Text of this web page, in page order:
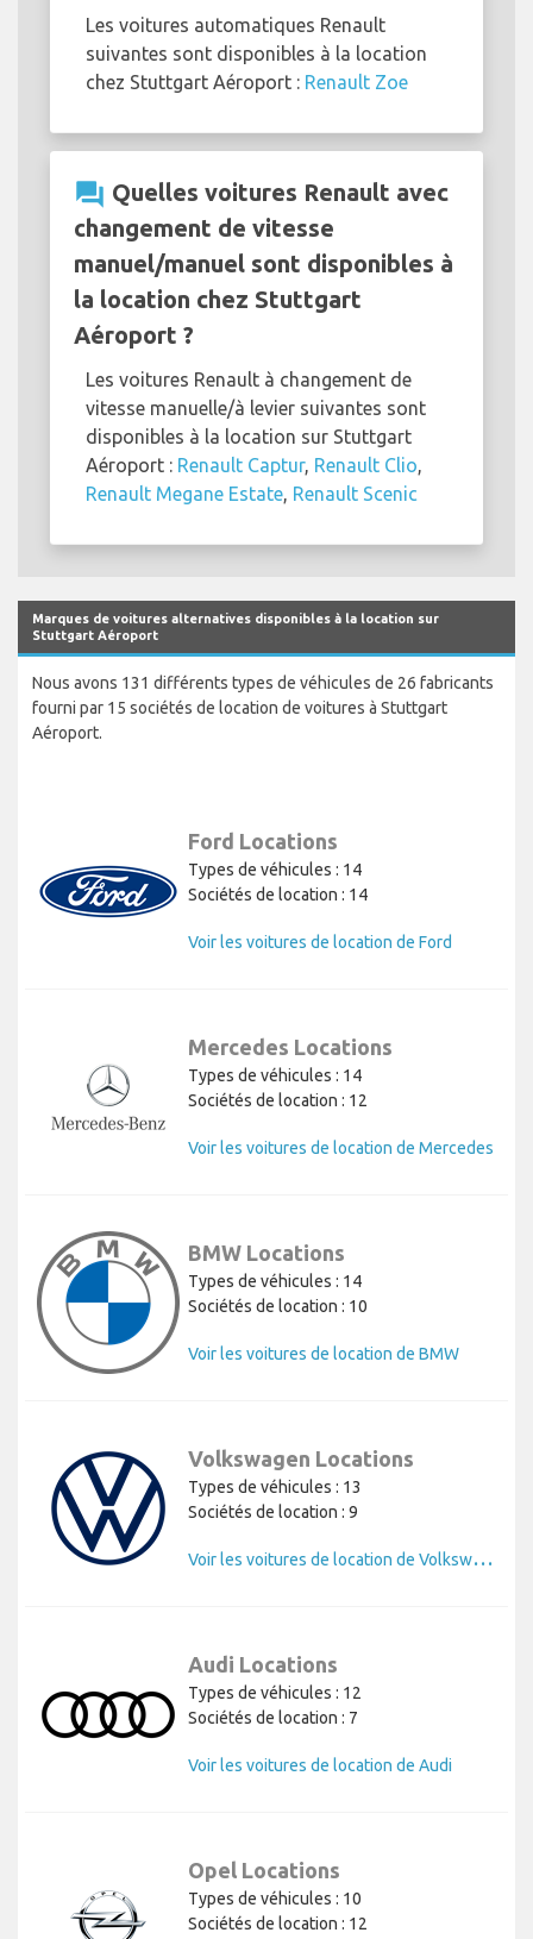
Les voitures automatiques Renault
suivantes sont disponibles à la location
chez Stuttgart Aéroport : Renault Zoe
question_answer Quelles voitures Renault avec
changement de vitesse
manuel/manuel sont disponibles à
la location chez Stuttgart
Aéroport ?
Les voitures Renault à changement de
vitesse manuelle/à levier suivantes sont
disponibles à la location sur Stuttgart
Aéroport : Renault Captur, Renault Clio,
Renault Megane Estate, Renault Scenic
Marques de voitures alternatives disponibles à la location sur
Stuttgart Aéroport
Nous avons 131 différents types de véhicules de 26 fabricants
fourni par 15 sociétés de location de voitures à Stuttgart
Aéroport.
Ford Locations
Types de véhicules : 14
Sociétés de location : 14
Voir les voitures de location de Ford
Mercedes Locations
Types de véhicules : 14
Sociétés de location : 12
Voir les voitures de location de Mercedes
BMW Locations
Types de véhicules : 14
Sociétés de location : 10
Voir les voitures de location de BMW
Volkswagen Locations
Types de véhicules : 13
Sociétés de location : 9
V
oir les voitures de location de Volkswagen
Audi Locations
Types de véhicules : 12
Sociétés de location : 7
Voir les voitures de location de Audi
Opel Locations
Types de véhicules : 10
Sociétés de location : 12